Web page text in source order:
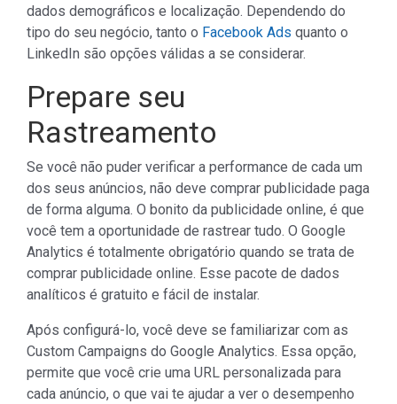
dados demográficos e localização. Dependendo do
tipo do seu negócio, tanto o Facebook Ads quanto o
LinkedIn são opções válidas a se considerar.
Prepare seu
Rastreamento
Se você não puder verificar a performance de cada um
dos seus anúncios, não deve comprar publicidade paga
de forma alguma. O bonito da publicidade online, é que
você tem a oportunidade de rastrear tudo. O Google
Analytics é totalmente obrigatório quando se trata de
comprar publicidade online. Esse pacote de dados
analíticos é gratuito e fácil de instalar.
Após configurá-lo, você deve se familiarizar com as
Custom Campaigns do Google Analytics. Essa opção,
permite que você crie uma URL personalizada para
cada anúncio, o que vai te ajudar a ver o desempenho